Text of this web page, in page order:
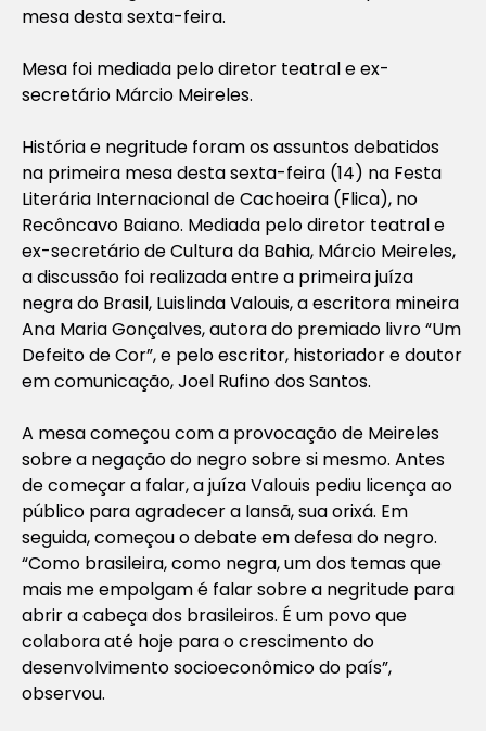
mesa desta sexta-feira.
Mesa foi mediada pelo diretor teatral e ex-
secretário Márcio Meireles.
História e negritude foram os assuntos debatidos
na primeira mesa desta sexta-feira (14) na Festa
Literária Internacional de Cachoeira (Flica), no
Recôncavo Baiano. Mediada pelo diretor teatral e
ex-secretário de Cultura da Bahia, Márcio Meireles,
a discussão foi realizada entre a primeira juíza
negra do Brasil, Luislinda Valouis, a escritora mineira
Ana Maria Gonçalves, autora do premiado livro “Um
Defeito de Cor”, e pelo escritor, historiador e doutor
em comunicação, Joel Rufino dos Santos.
A mesa começou com a provocação de Meireles
sobre a negação do negro sobre si mesmo. Antes
de começar a falar, a juíza Valouis pediu licença ao
público para agradecer a Iansã, sua orixá. Em
seguida, começou o debate em defesa do negro.
“Como brasileira, como negra, um dos temas que
mais me empolgam é falar sobre a negritude para
abrir a cabeça dos brasileiros. É um povo que
colabora até hoje para o crescimento do
desenvolvimento socioeconômico do país”,
observou.